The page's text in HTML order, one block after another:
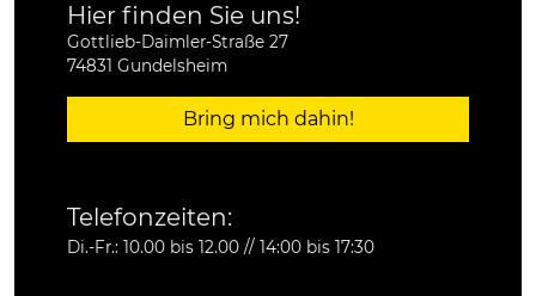
Hier finden Sie uns!
Gottlieb-Daimler-Straße 27
74831 Gundelsheim
Bring mich dahin!
Telefonzeiten:
Di.-Fr.: 10.00 bis 12.00 // 14:00 bis 17:30